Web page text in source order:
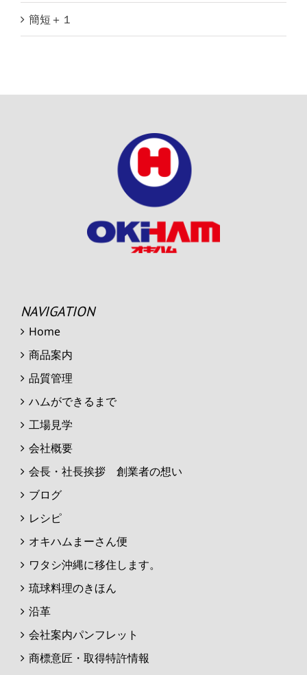
簡短＋１
NAVIGATION
Home
商品案内
品質管理
ハムができるまで
工場見学
会社概要
会長・社長挨拶 創業者の想い
ブログ
レシピ
オキハムまーさん便
ワタシ沖縄に移住します。
琉球料理のきほん
沿革
会社案内パンフレット
商標意匠・取得特許情報